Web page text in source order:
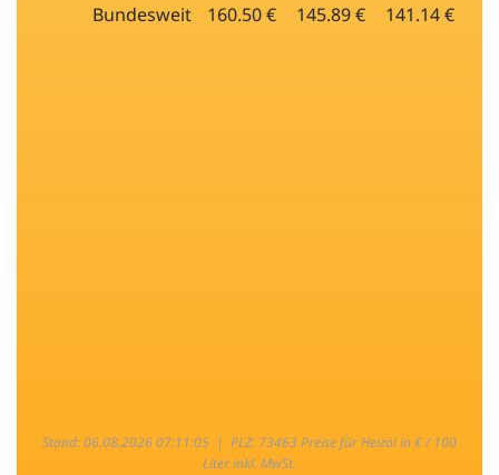
Bundesweit 160.50 € 145.89 € 141.14 €
Stand: 06.08.2026 07:11:05 | PLZ: 73463 Preise für Heizöl in € / 100
Liter inkl. MwSt.